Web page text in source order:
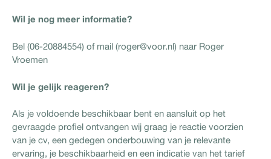
Wil je nog meer informatie?
Bel (06-20884554) of mail (roger@voor.nl) naar Roger
Vroemen
Wil je gelijk reageren?
Als je voldoende beschikbaar bent en aansluit op het
gevraagde profiel ontvangen wij graag je reactie voorzien
van je cv, een gedegen onderbouwing van je relevante
ervaring, je beschikbaarheid en een indicatie van het tarief